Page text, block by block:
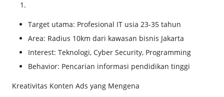
Target utama: Profesional IT usia 23-35 tahun
Area: Radius 10km dari kawasan bisnis Jakarta
Interest: Teknologi, Cyber Security, Programming
Behavior: Pencarian informasi pendidikan tinggi
Kreativitas Konten Ads yang Mengena